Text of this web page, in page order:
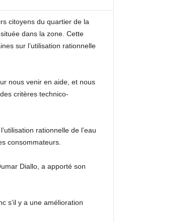
citoyens du quartier de la
dans la zone. Cette
sur l’utilisation rationnelle
nous venir en aide, et nous
critères technico-
rationnelle de l’eau
consommateurs.
Diallo, a apporté son
s’il y a une amélioration